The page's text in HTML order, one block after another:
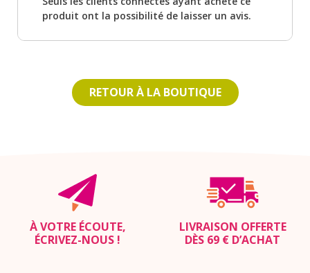
produit ont la possibilité de laisser un avis.
RETOUR À LA BOUTIQUE
À VOTRE ÉCOUTE,
ÉCRIVEZ-NOUS !
LIVRAISON OFFERTE
DÈS 69 € D’ACHAT